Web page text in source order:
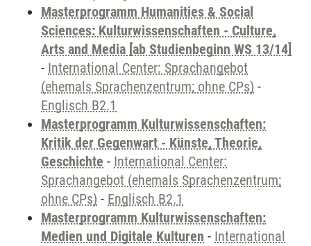
Masterprogramm Humanities & Social
Sciences: Kulturwissenschaften - Culture,
Arts and Media [ab Studienbeginn WS 13/14]
- International Center: Sprachangebot
(ehemals Sprachenzentrum; ohne CPs) -
Englisch B2.1
Masterprogramm Kulturwissenschaften:
Kritik der Gegenwart - Künste, Theorie,
Geschichte - International Center:
Sprachangebot (ehemals Sprachenzentrum;
ohne CPs) - Englisch B2.1
Masterprogramm Kulturwissenschaften:
Medien und Digitale Kulturen - International